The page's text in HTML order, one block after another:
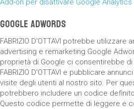
Add-on per disattivare Google Analytics
Google AdWords
FABRIZIO D'OTTAVI potrebbe utilizzare
advertising e remarketing Google
proprietà di Google ci consentirebbe
FABRIZIO D'OTTAVI e pubblicare
visite degli utenti al nostro sito. Per
potrebbero includere un codice
Questo codice permette di leggere e